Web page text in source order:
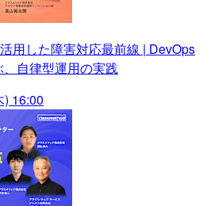
用した障害対応最前線 | DevOps
自律型運用の実践
16:00